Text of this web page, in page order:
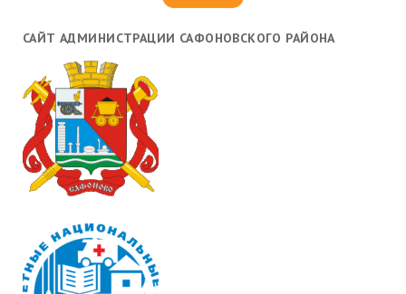
САЙТ АДМИНИСТРАЦИИ САФОНОВСКОГО РАЙОНА